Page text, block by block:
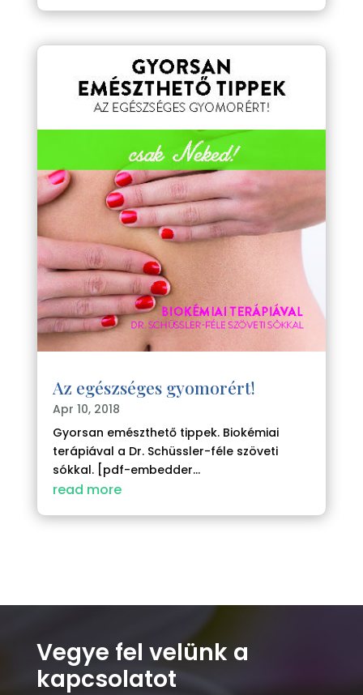
Az egészséges gyomorért!
Apr 10, 2018
Gyorsan emészthető tippek. Biokémiai
terápiával a Dr. Schüssler-féle szöveti
sókkal. [pdf-embedder...
read more
Vegye fel velünk a
kapcsolatot